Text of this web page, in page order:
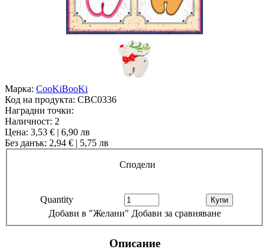
Марка: CooKiBooKi
Код на продукта: CBC0336
Наградни точки:
Наличност: 2
Цена: 3,53 € | 6,90 лв
Без данък: 2,94 € | 5,75 лв
Сподели
Quantity
Добави в "Желани" Добави за сравняване
Описание